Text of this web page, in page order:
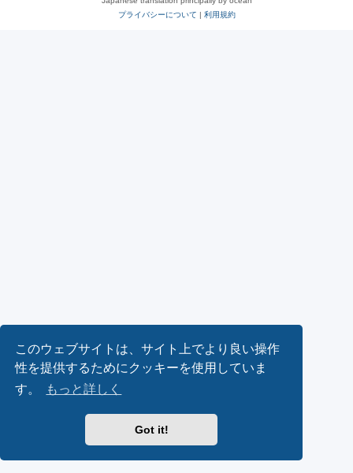
このウェブサイトは、サイト上でより良い操作
性を提供するためにクッキーを使用していま
す。
もっと詳しく
Got it!
プライバシーについて | 利用規約